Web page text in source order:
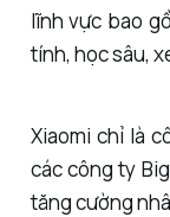
lĩnh vực bao
tính, học sâu,
Xiaomi chỉ là
các công ty
tăng cường